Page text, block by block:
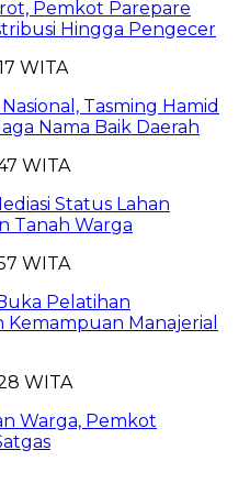
Pemkot Parepare
Hingga Pengecer
WITA
Tasming Hamid
Nama Baik Daerah
WITA
Status Lahan
Tanah Warga
WITA
Pelatihan
Kemampuan Manajerial
WITA
Warga, Pemkot